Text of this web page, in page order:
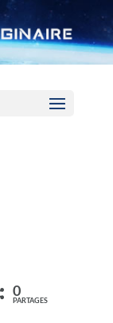
0
PARTAGES